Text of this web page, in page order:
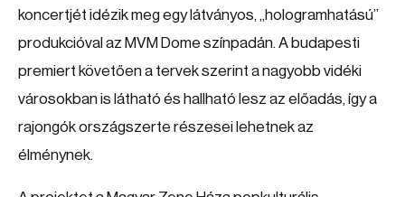
koncertjét idézik meg egy látványos, „hologramhatású”
produkcióval az MVM Dome színpadán. A budapesti
premiert követően a tervek szerint a nagyobb vidéki
városokban is látható és hallható lesz az előadás, így a
rajongók országszerte részesei lehetnek az
élménynek.